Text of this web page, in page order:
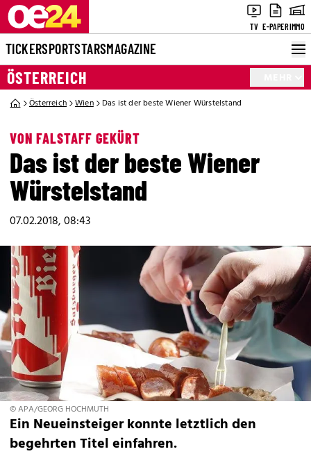
TV E-PAPERIMMO
TICKERSPORTSTARSMAGAZINE
ÖSTERREICH
Österreich Wien Das ist der beste Wiener Würstelstand
VON FALSTAFF GEKÜRT
Das ist der beste Wiener
Würstelstand
07.02.2018, 08:43
© APA/GEORG HOCHMUTH
Ein Neueinsteiger konnte letztlich den
begehrten Titel einfahren.